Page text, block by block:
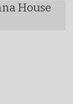
House